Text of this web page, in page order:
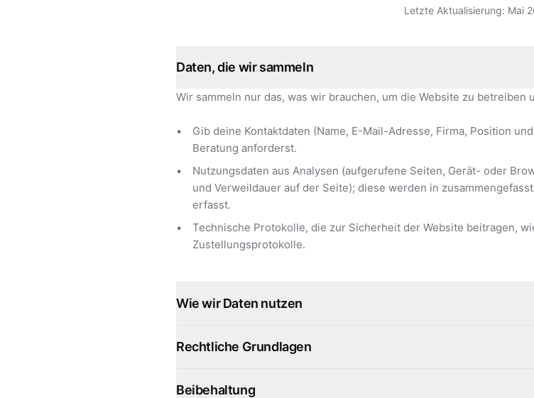
Letzte Aktualisierung: Mai
Daten, die wir sammeln
Wir sammeln nur das, was wir brauchen, um die Website zu betreiben
Gib deine Kontaktdaten (Name, E-Mail-Adresse, Firma, Position
Beratung anforderst.
Nutzungsdaten aus Analysen (aufgerufene Seiten, Gerät- oder
und Verweildauer auf der Seite); diese werden in
erfasst.
Technische Protokolle, die zur Sicherheit der Website beitragen,
Zustellungsprotokolle.
Wie wir Daten nutzen
Rechtliche Grundlagen
Beibehaltung